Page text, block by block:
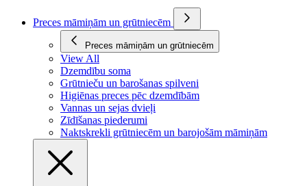
Preces māmiņām un grūtniecēm
Preces māmiņām un grūtniecēm
View All
Dzemdību soma
Grūtnieču un barošanas spilveni
Higiēnas preces pēc dzemdībām
Vannas un sejas dvieļi
Zīdīšanas piederumi
Naktskrekli grūtniecēm un barojošām māmiņām